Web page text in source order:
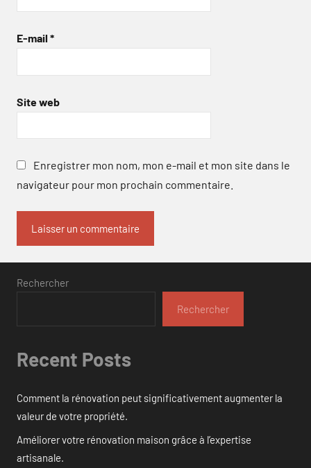
E-mail *
Site web
Enregistrer mon nom, mon e-mail et mon site dans le
navigateur pour mon prochain commentaire.
Rechercher
Rechercher
Recent Posts
Comment la rénovation peut significativement augmenter la
valeur de votre propriété.
Améliorer votre rénovation maison grâce à l’expertise
artisanale.